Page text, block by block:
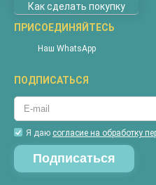
Джемперы
Жилеты
Комбинезоны
Майки
Пижамы
Футболки
Халаты
Шорты
Оплата
Покупателям
Наши магазины
Акции
Контакты
Гарантия
Вопросы и ответы
Таблица размеров
Как сделать покупку
ПРИСОЕДИНЯЙТЕСЬ
Наш WhatsApp
ПОДПИСАТЬСЯ
Я даю согласие на обработку